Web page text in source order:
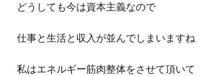
どうしても今は資本主義なので
仕事と生活と収入が並んでしまいますね
私はエネルギー筋肉整体をさせて頂いて